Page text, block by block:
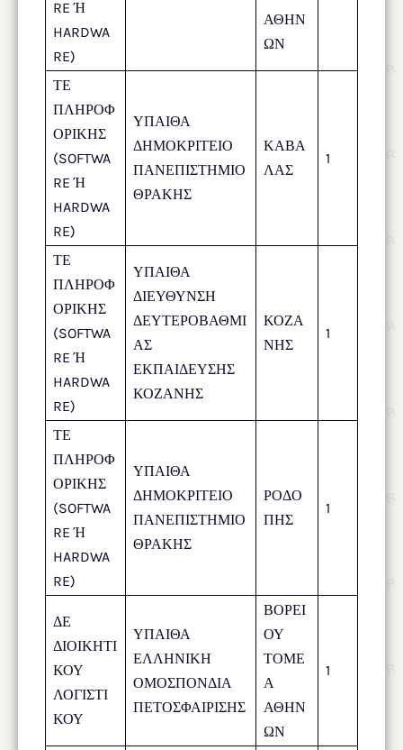
RE Ή
HARDWA
RE)
ΑΘΗΝ
ΩΝ
ΤΕ
ΠΛΗΡΟΦ
ΟΡΙΚΗΣ
(SOFTWA
RE Ή
HARDWA
RE)
ΥΠΑΙΘΑ
ΔΗΜΟΚΡΙΤΕΙΟ
ΠΑΝΕΠΙΣΤΗΜΙΟ
ΘΡΑΚΗΣ
ΚΑΒΑ
ΛΑΣ
1
ΤΕ
ΠΛΗΡΟΦ
ΟΡΙΚΗΣ
(SOFTWA
RE Ή
HARDWA
RE)
ΥΠΑΙΘΑ
ΔΙΕΥΘΥΝΣΗ
ΔΕΥΤΕΡΟΒΑΘΜΙ
ΑΣ
ΕΚΠΑΙΔΕΥΣΗΣ
ΚΟΖΑΝΗΣ
ΚΟΖΑ
ΝΗΣ
1
ΤΕ
ΠΛΗΡΟΦ
ΟΡΙΚΗΣ
(SOFTWA
RE Ή
HARDWA
RE)
ΥΠΑΙΘΑ
ΔΗΜΟΚΡΙΤΕΙΟ
ΠΑΝΕΠΙΣΤΗΜΙΟ
ΘΡΑΚΗΣ
ΡΟΔΟ
ΠΗΣ
1
ΔΕ
ΔΙΟΙΚΗΤΙ
ΚΟΥ
ΛΟΓΙΣΤΙ
ΚΟΥ
ΥΠΑΙΘΑ
ΕΛΛΗΝΙΚΗ
ΟΜΟΣΠΟΝΔΙΑ
ΠΕΤΟΣΦΑΙΡΙΣΗΣ
ΒΟΡΕΙ
ΟΥ
ΤΟΜΕ
Α
ΑΘΗΝ
ΩΝ
1